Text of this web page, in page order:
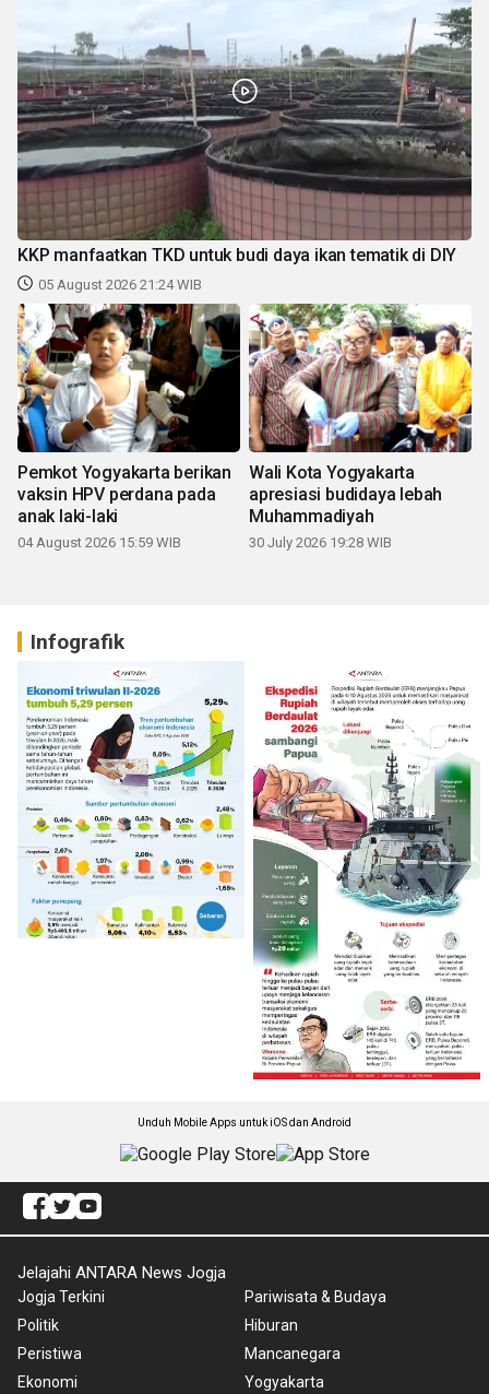
KKP manfaatkan TKD untuk budi daya ikan tematik di DIY
05 August 2026 21:24 WIB
Pemkot Yogyakarta berikan
vaksin HPV perdana pada
anak laki-laki
04 August 2026 15:59 WIB
Wali Kota Yogyakarta
apresiasi budidaya lebah
Muhammadiyah
30 July 2026 19:28 WIB
Infografik
Unduh Mobile Apps untuk iOS dan Android
Jelajahi ANTARA News Jogja
Jogja Terkini
Politik
Peristiwa
Ekonomi
Pariwisata & Budaya
Hiburan
Mancanegara
Yogyakarta